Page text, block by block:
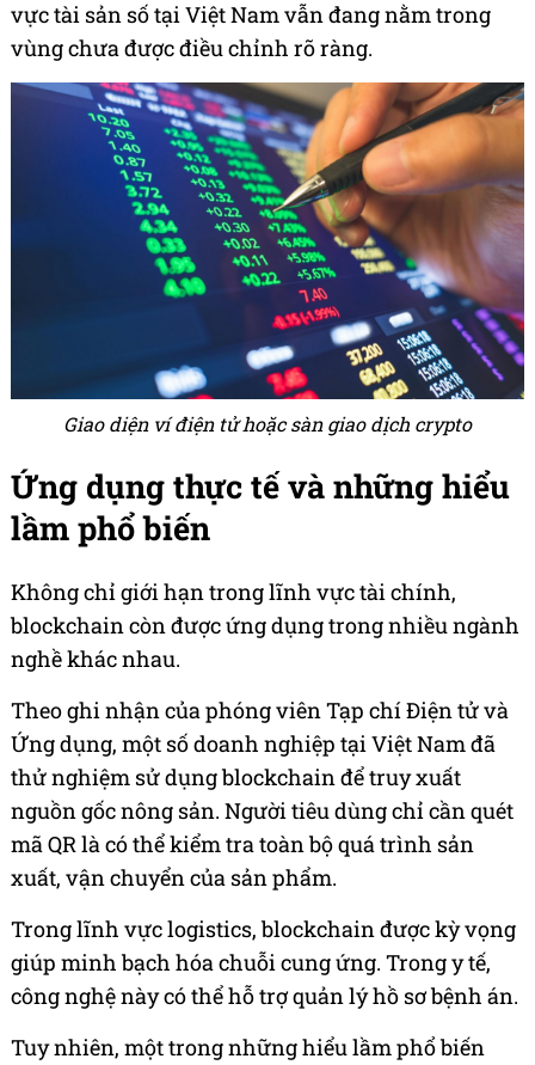
vực tài sản số tại Việt Nam vẫn đang nằm trong
vùng chưa được điều chỉnh rõ ràng.
Giao diện ví điện tử hoặc sàn giao dịch crypto
Ứng dụng thực tế và những hiểu
lầm phổ biến
Không chỉ giới hạn trong lĩnh vực tài chính,
blockchain còn được ứng dụng trong nhiều ngành
nghề khác nhau.
Theo ghi nhận của phóng viên Tạp chí Điện tử và
Ứng dụng, một số doanh nghiệp tại Việt Nam đã
thử nghiệm sử dụng blockchain để truy xuất
nguồn gốc nông sản. Người tiêu dùng chỉ cần quét
mã QR là có thể kiểm tra toàn bộ quá trình sản
xuất, vận chuyển của sản phẩm.
Trong lĩnh vực logistics, blockchain được kỳ vọng
giúp minh bạch hóa chuỗi cung ứng. Trong y tế,
công nghệ này có thể hỗ trợ quản lý hồ sơ bệnh án.
Tuy nhiên, một trong những hiểu lầm phổ biến